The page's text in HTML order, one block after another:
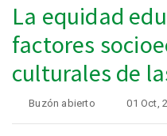
La equidad
factores
culturales de
Buzón abierto 01 Oct,